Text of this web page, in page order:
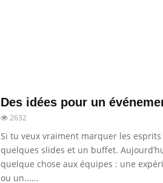
Des idées pour un
2632
Si tu veux vraiment marquer les
quelques slides et un buffet.
quelque chose aux équipes : une
ou un......